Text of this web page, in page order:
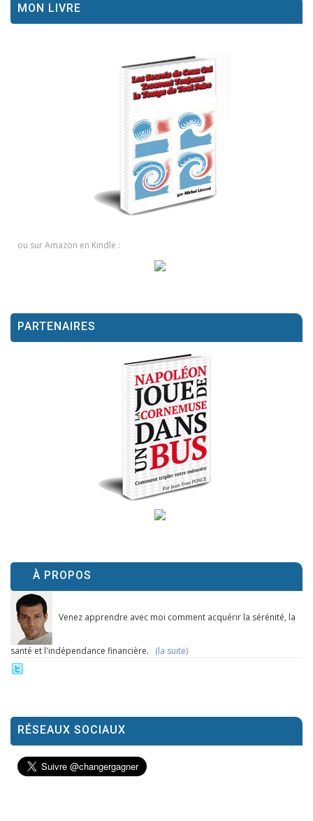
MON LIVRE
ou sur Amazon en Kindle :
PARTENAIRES
À PROPOS
Venez apprendre avec moi comment acquérir la sérénité, la
santé et l'indépendance financière. (la suite)
RÉSEAUX SOCIAUX